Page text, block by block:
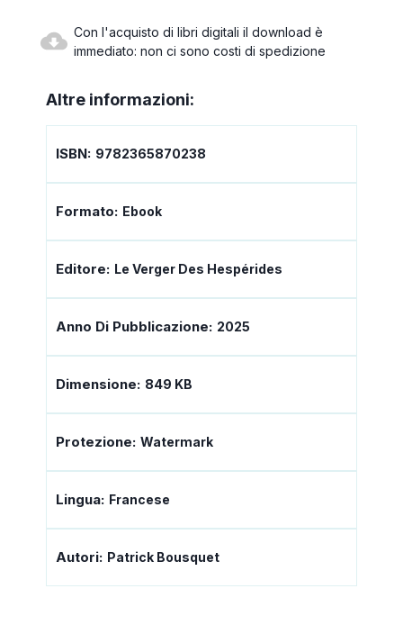
Con l'acquisto di libri digitali il download è
immediato: non ci sono costi di spedizione
Altre informazioni:
ISBN: 9782365870238
Formato: Ebook
Editore: Le Verger Des Hespérides
Anno Di Pubblicazione: 2025
Dimensione: 849 KB
Protezione: Watermark
Lingua: Francese
Autori: Patrick Bousquet